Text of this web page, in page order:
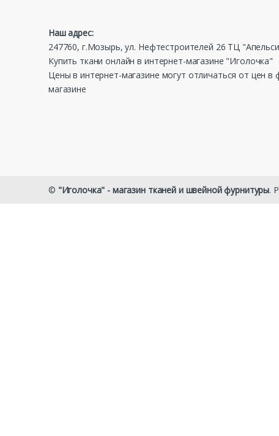
Наш адрес:
247760, г.Мозырь, ул. Нефтестроителей 26 ТЦ
Купить ткани онлайн в интернет-магазине "Иголочка"
Цены в интернет-магазине могут отличаться от цен в
магазине
© "Иголочка" - магазин тканей и швейной фурнитуры.